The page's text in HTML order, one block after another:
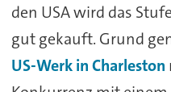
den USA wird das
gut gekauft. Grund
US-Werk in Charleston